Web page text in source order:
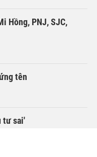
Hồng, PNJ, SJC,
tên
tư sai'